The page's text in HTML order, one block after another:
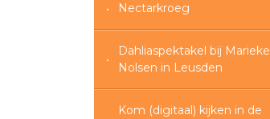
Nectarkroeg
Dahliaspektakel bij Marieke
Nolsen in Leusden
Kom (digitaal) kijken in de